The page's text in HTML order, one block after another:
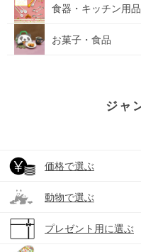
食器・キッチン用品
お菓子・食品
ジャ
価格で選ぶ
動物で選ぶ
プレゼント用に選ぶ